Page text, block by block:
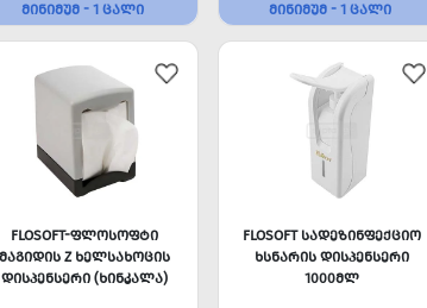
ᲛᲘᲜᲘᲛᲣᲛ - 1 ᲪᲐᲚᲘ ᲛᲘᲜᲘᲛᲣᲛ - 1 ᲪᲐᲚᲘ
FLOSOFT-ᲤᲚᲝᲡᲝᲤᲢᲘ
Z ᲮᲔᲚᲡᲐᲮᲝᲪᲘᲡ
ᲓᲘᲡᲞᲔᲜᲡᲔᲠᲘ (ᲮᲘᲜᲙᲐᲚᲐ)
FLOSOFT ᲡᲐᲓᲔᲖᲘᲜᲤᲔᲥᲪᲘᲝ
ᲮᲡᲜᲐᲠᲘᲡ ᲓᲘᲡᲞᲔᲜᲡᲔᲠᲘ
1000ᲛᲚ